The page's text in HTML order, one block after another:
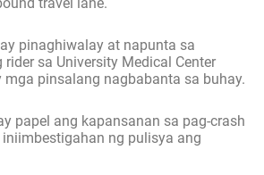
pinaghiwalay at napunta sa
sa University Medical Center
pinsalang nagbabanta sa buhay.
papel ang kapansanan sa pag-crash
ng pulisya ang